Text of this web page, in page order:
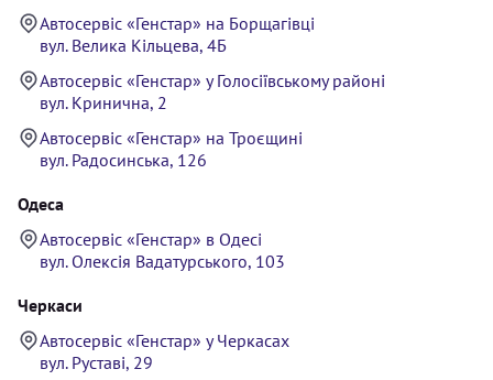
Автосервіс «Генстар» на Борщагівці
вул. Велика Кільцева, 4Б
Автосервіс «Генстар» у Голосіївському районі
вул. Кринична, 2
Автосервіс «Генстар» на Троєщині
вул. Радосинська, 126
Одеса
Автосервіс «Генстар» в Одесі
вул. Олексія Вадатурського, 103
Черкаси
Автосервіс «Генстар» у Черкасах
вул. Руставі, 29